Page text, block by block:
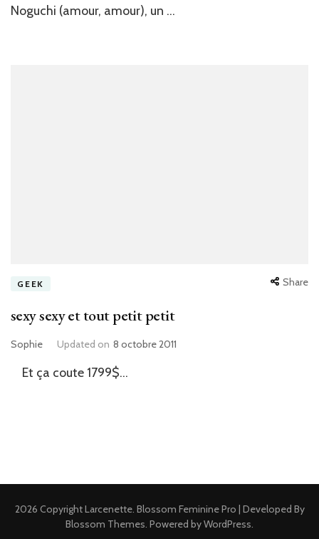
Noguchi (amour, amour), un …
GEEK Share
sexy sexy et tout petit petit
Sophie Updated on 8 octobre 2011
Et ça coute 1799$…
2026 CopyrightLarcenette. Blossom Feminine Pro | Developed By
Blossom Themes. Powered byWordPress.